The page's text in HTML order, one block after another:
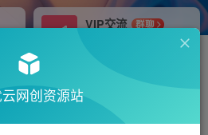
VIP交流
群聊
研究探讨更多创业项目路子。
推荐
网创资源站